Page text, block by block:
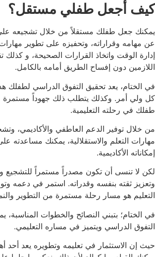
كيف أجعل طفلي مستقل؟
يمكنك جعل طفلك مستقلاً من خلال تشجيعه على
عن مهامه وقراراته، وتحفيزه على تطوير مهارات
إدارة الوقت واتخاذ القرارات الصحيحة، و كذلك
اللازمين دون إفساح الطريق أمامه بالكامل.
في الختام، يعد تحقيق التفوق الدراسي لطفلك
كل ولي أمر. وكذلك يتطلب ذلك جهوداً مستمرة
طفلك في رحلته التعليمية.
من خلال توفير الدعم العاطفي والأكاديمي،
مهارات التعلم والاستقلالية، يمكنك مساعدته
إمكاناته الأكاديمية.
لكن لا تنسى أن تكون مصدراً مستمراً للتشجيع
وتعزيز ثقته بنفسه وقدراته. استمر في دعمه
التعليم هو مسار رحلة مستمرة من التطوير
في الختام؛ بتبني النصائح والخطوات
التفوق الدراسي ويتميز في مساره التعليمي.
حيث إن الاستثمار في تعليمه وتطويره يعد أحد